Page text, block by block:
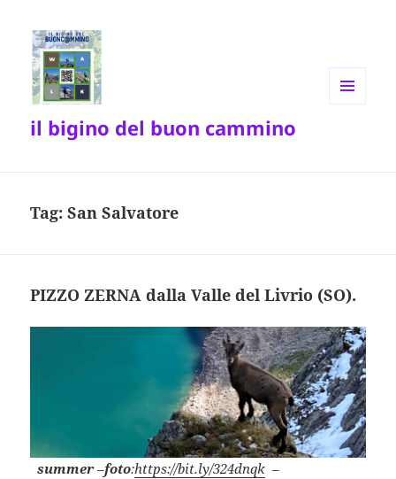
il bigino del buon cammino
Tag:San Salvatore
PIZZO ZERNA dalla Valle del Livrio (SO).
summer –foto:https://bit.ly/324dnqk –